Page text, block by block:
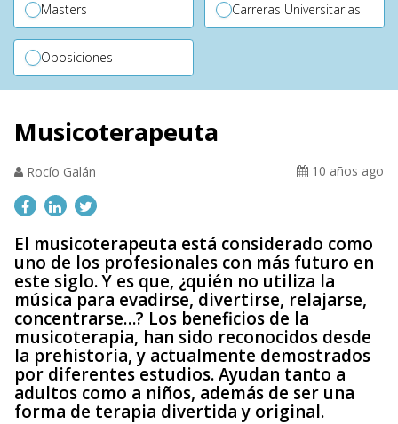
Masters Carreras Universitarias
Oposiciones
Musicoterapeuta
Rocío Galán 10 años ago
El musicoterapeuta está considerado como
uno de los profesionales con más futuro en
este siglo. Y es que, ¿quién no utiliza la
música para evadirse, divertirse, relajarse,
concentrarse…? Los beneficios de la
musicoterapia, han sido reconocidos desde
la prehistoria, y actualmente demostrados
por diferentes estudios. Ayudan tanto a
adultos como a niños, además de ser una
forma de terapia divertida y original.